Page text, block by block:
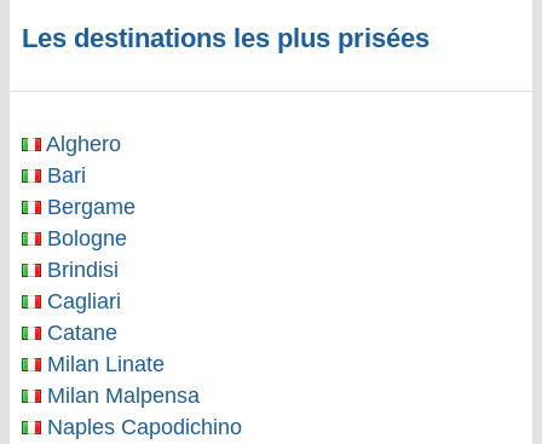
Les destinations les plus prisées
Alghero
Bari
Bergame
Bologne
Brindisi
Cagliari
Catane
Milan Linate
Milan Malpensa
Naples Capodichino